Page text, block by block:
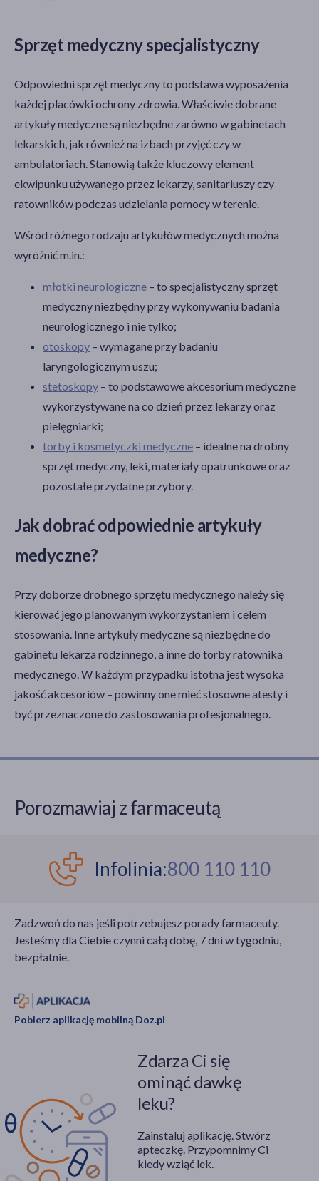
Sprzęt medyczny specjalistyczny
Odpowiedni sprzęt medyczny to podstawa wyposażenia
każdej placówki ochrony zdrowia. Właściwie dobrane
artykuły medyczne są niezbędne zarówno w gabinetach
lekarskich, jak również na izbach przyjęć czy w
ambulatoriach. Stanowią także kluczowy element
ekwipunku używanego przez lekarzy, sanitariuszy czy
ratowników podczas udzielania pomocy w terenie.
Wśród różnego rodzaju artykułów medycznych można
wyróżnić m.in.:
młotki neurologiczne – to specjalistyczny sprzęt
medyczny niezbędny przy wykonywaniu badania
neurologicznego i nie tylko;
otoskopy – wymagane przy badaniu
laryngologicznym uszu;
stetoskopy – to podstawowe akcesorium medyczne
wykorzystywane na co dzień przez lekarzy oraz
pielęgniarki;
torby i kosmetyczki medyczne – idealne na drobny
sprzęt medyczny, leki, materiały opatrunkowe oraz
pozostałe przydatne przybory.
Jak dobrać odpowiednie artykuły
medyczne?
Przy doborze drobnego sprzętu medycznego należy się
kierować jego planowanym wykorzystaniem i celem
stosowania. Inne artykuły medyczne są niezbędne do
gabinetu lekarza rodzinnego, a inne do torby ratownika
medycznego. W każdym przypadku istotna jest wysoka
jakość akcesoriów – powinny one mieć stosowne atesty i
być przeznaczone do zastosowania profesjonalnego.
Porozmawiaj z farmaceutą
Infolinia:800 110 110
Zadzwoń do nas jeśli potrzebujesz porady farmaceuty.
Jesteśmy dla Ciebie czynni całą dobę, 7 dni w tygodniu,
bezpłatnie.
Pobierz aplikację mobilną Doz.pl
Zdarza Ci się
ominąć dawkę
leku?
Zainstaluj aplikację. Stwórz
apteczkę. Przypomnimy Ci
kiedy wziąć lek.